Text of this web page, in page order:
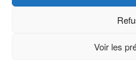
Voir les